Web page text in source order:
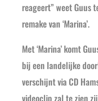
reageert” weet Guus
remake van ‘Marina’.
Met ‘Marina’ komt
bij een landelijke
verschijnt via CD
videoclip zal te zien